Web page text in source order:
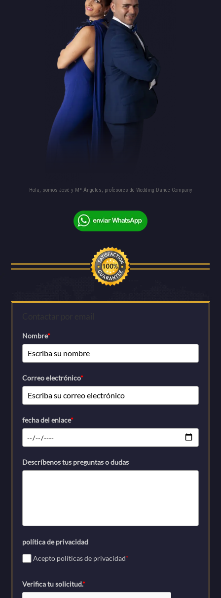
Hola, somos José y Mª Ángeles, profesores de Wedding Dance Company
Nombre*
Correo electrónico*
fecha del enlace*
Descríbenos tus preguntas o dudas
política de privacidad
Acepto políticas de privacidad*
Verifica tu solicitud.*